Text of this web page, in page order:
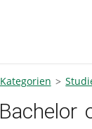
Kategorien
Bachelor